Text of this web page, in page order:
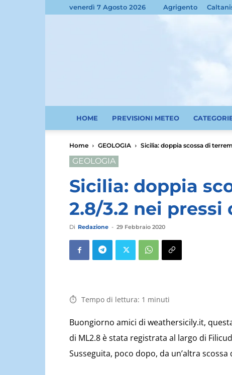
venerdì 7 Agosto 2026 Agrigento
HOME PREVISIONI METEO
Home GEOLOGIA Sicilia: doppia scossa di
GEOLOGIA
Sicilia: doppia
2.8/3.2 nei pressi
Di Redazione - 29 Febbraio 2020
Tempo di lettura: 1 minuti
Buongiorno amici di weathersicily.it,
di ML2.8 è stata registrata al largo di
Susseguita, poco dopo, da un’altra